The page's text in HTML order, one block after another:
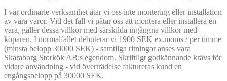
I vår ordinarie verksamhet åtar vi oss inte montering eller installation
av våra varor. Vid det fall vi påtar oss att montera eller installera en
vara, gäller dessa villkor med särskilda ingångna villkor med
köparen. I normalfallet debuterar vi 1900 SEK ex.moms / per timme
(minsta belopp 30000 SEK) - samtliga ritningar anses vara
Skaraborg Storkök AB:s egendom. Skriftligt godkännande krävs för
vidare användning - vid överträdelse faktureras kund en
engångsbelopp på 30000 SEK.